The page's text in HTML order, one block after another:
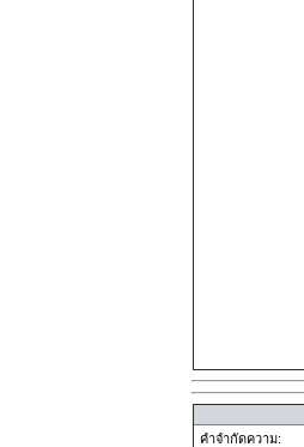
คำจำกัดความ: